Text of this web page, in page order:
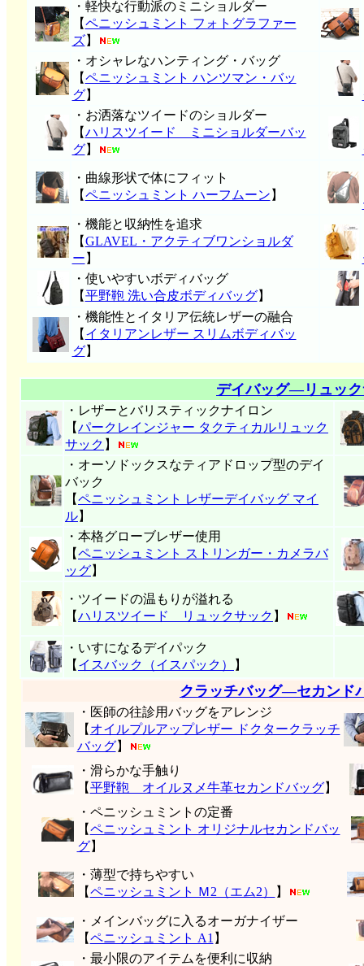
・軽快な行動派のミニショルダー
【ペニッシュミント フォトグラファー
ズ】
・オシャレなハンティング・バッグ
【ペニッシュミント ハンツマン・バッ
グ】
・お洒落なツイードのショルダー
【ハリスツイード ミニショルダーバッ
グ】
・曲線形状で体にフィット
【ペニッシュミント ハーフムーン 】
・機能と収納性を追求
【GLAVEL・アクティブワンショルダ
ー 】
・使いやすいボディバッグ
【平野鞄 洗い合皮ボディバッグ】
・機能性とイタリア伝統レザーの融合
【 イタリアンレザー スリムボディバッ
グ】
デイバッグ―リュッ
・レザーとバリスティックナイロン
【パークレインジャー タクティカルリュック
サック 】
・オーソドックスなティアドロップ型のデイ
バック
【ペニッシュミント レザーデイバッグ マイ
ル】
・本格グローブレザー使用
【ペニッシュミント ストリンガー・カメラバ
ッグ】
・ツイードの温もりが溢れる
【ハリスツイード リュックサック 】
・いすになるデイパック
【 イスバック（イスパック） 】
クラッチバッグ―セカンド
・医師の往診用バッグをアレンジ
【 オイルプルアップレザー ドクタークラッチ
バッグ】
・滑らかな手触り
【平野鞄 オイルヌメ牛革セカンドバッグ】
・ペニッシュミントの定番
【ペニッシュミント オリジナルセカンドバッ
グ】
・薄型で持ちやすい
【ペニッシュミント Ｍ2（エム2） 】
・メインバッグに入るオーガナイザー
【ペニッシュミント A1 】
・最小限のアイテムを便利に収納